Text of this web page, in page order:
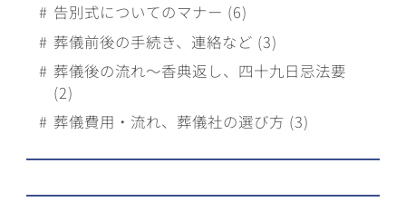
告別式についてのマナー (6)
葬儀前後の手続き、連絡など (3)
葬儀後の流れ～香典返し、四十九日忌法要
(2)
葬儀費用・流れ、葬儀社の選び方 (3)